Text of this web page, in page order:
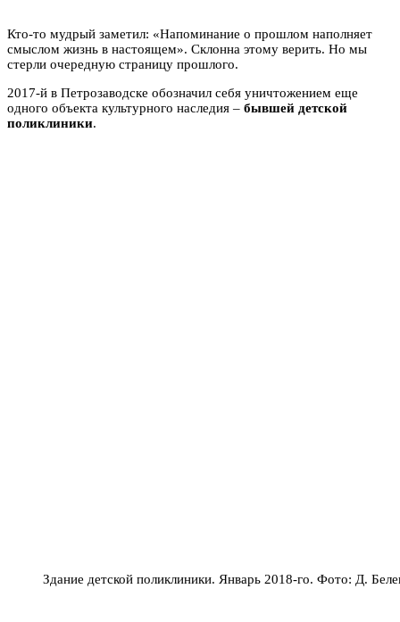
Кто-то мудрый заметил: «Напоминание о прошлом наполняет
смыслом жизнь в настоящем». Склонна этому верить. Но мы
стерли очередную страницу прошлого.
2017-й в Петрозаводске обозначил себя уничтожением еще
одного объекта культурного наследия – бывшей детской
поликлиники.
Здание детской поликлиники. Январь 2018-го. Фото: Д.